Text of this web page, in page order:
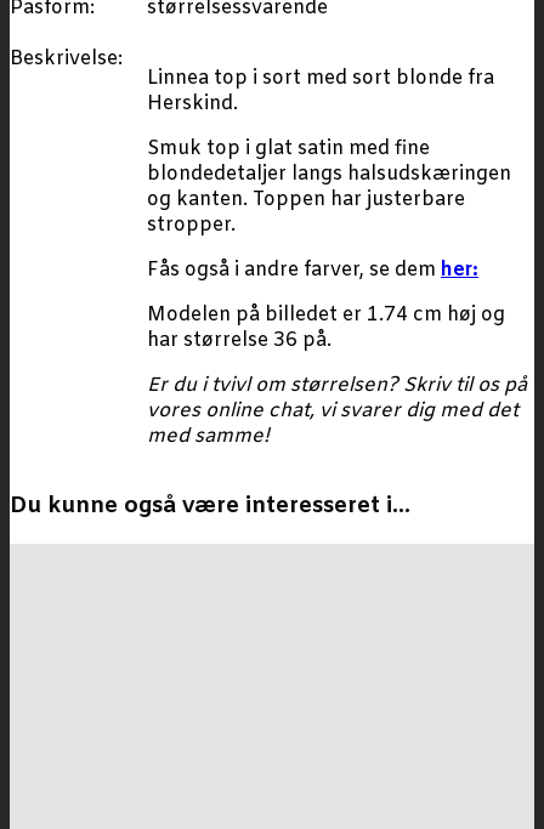
Pasform:
Beskrivelse:
størrelsessvarende
Linnea top i sort med sort blonde fra
Herskind.
Smuk top i glat satin med fine
blondedetaljer langs halsudskæringen
og kanten. Toppen har justerbare
stropper.
Fås også i andre farver, se dem her:
Modelen på billedet er 1.74 cm høj og
har størrelse 36 på.
Er du i tvivl om størrelsen? Skriv til os på
vores online chat, vi svarer dig med det
med samme!
Du kunne også være interesseret i…